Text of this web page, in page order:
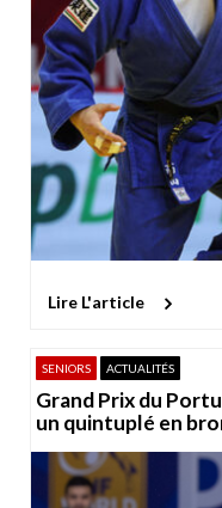
Lire L'article
SENIORS ACTUALITÉS
Grand Prix du
un quintuplé en